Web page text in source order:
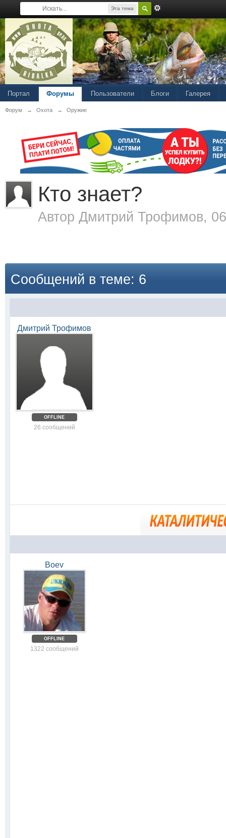
Эта тема
Портал Форумы Пользователи Блоги Галерея
Форум → Охота → Оружие
Кто знает?
Автор Дмитрий Трофимов,
Сообщений в теме: 6
Дмитрий Трофимов
OFFLINE
26 сообщений
Boev
OFFLINE
1322 сообщений